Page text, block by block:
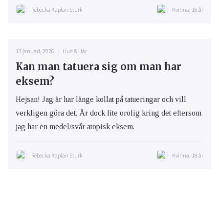
Rebecka Kaplan Sturk Kvinna, 16 år
13 januari, 2026 Hud & Hår
Kan man tatuera sig om man har
eksem?
Hejsan! Jag är har länge kollat på tatueringar och vill
verkligen göra det. Är dock lite orolig kring det eftersom
jag har en medel/svår atopisk eksem.
Rebecka Kaplan Sturk Kvinna, 18 år